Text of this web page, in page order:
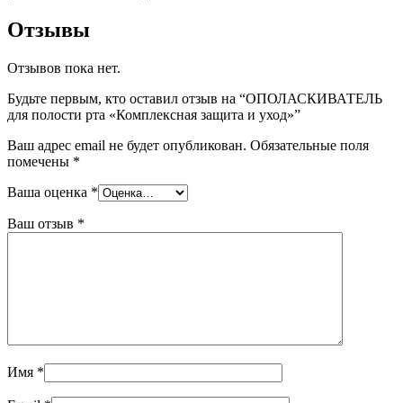
Отзывы
Отзывов пока нет.
Будьте первым, кто оставил отзыв на “ОПОЛАСКИВАТЕЛЬ
для полости рта «Комплексная защита и уход»”
Ваш адрес email не будет опубликован. Обязательные поля
помечены *
Ваша оценка *
Ваш отзыв *
Имя *